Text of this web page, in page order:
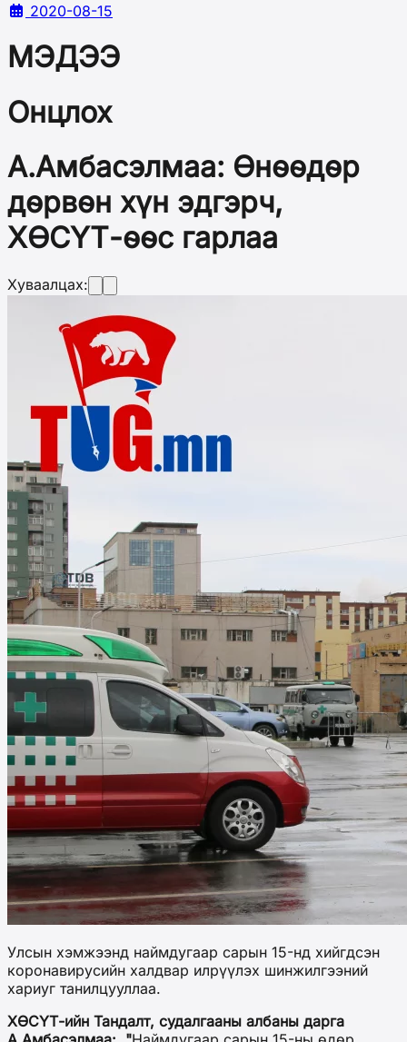
2020-08-15
МЭДЭЭ
Онцлох
А.Амбасэлмаа: Өнөөдөр
дөрвөн хүн эдгэрч,
ХӨСҮТ-өөс гарлаа
Хуваалцах:
Улсын хэмжээнд наймдугаар сарын 15-нд хийгдсэн
коронавирусийн халдвар илрүүлэх шинжилгээний
хариуг танилцууллаа.
ХӨСҮТ-ийн Тандалт, судалгааны албаны дарга